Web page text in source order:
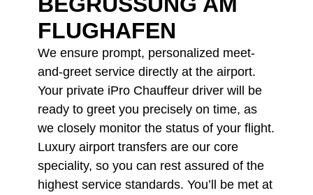
LUGHAFEN
We ensure prompt, personalized meet-
and-greet service directly at the airport.
Your private iPro Chauffeur driver will be
ready to greet you precisely on time, as
we closely monitor the status of your flight.
Luxury airport transfers are our core
speciality, so you can rest assured of the
highest service standards. You’ll be met at